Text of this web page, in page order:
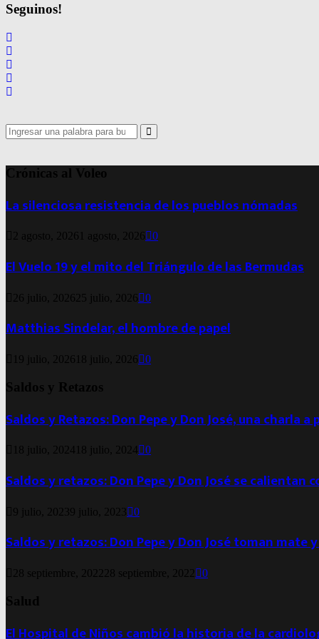
entradas
Seguinos!
Search
for:
Search
Crónicas al Voleo
La silenciosa resistencia de los pueblos nómadas
2 agosto, 2026 1 agosto, 2026 0
El Vuelo 19 y el mito del Triángulo de las Bermudas
26 julio, 2026 25 julio, 2026 0
Matthias Sindelar, el hombre de papel
19 julio, 2026 18 julio, 2026 0
Saldos y Retazos
Saldos y Retazos: Don Pepe y Don José, una charla
18 julio, 2024 18 julio, 2024 0
Saldos y retazos: Don Pepe y Don José se calientan
9 julio, 20239 julio, 2023 0
Saldos y retazos: Don Pepe y Don José toman mate
28 septiembre, 2022 28 septiembre, 2022 0
Salud
El Hospital de Niños cambió la historia de la